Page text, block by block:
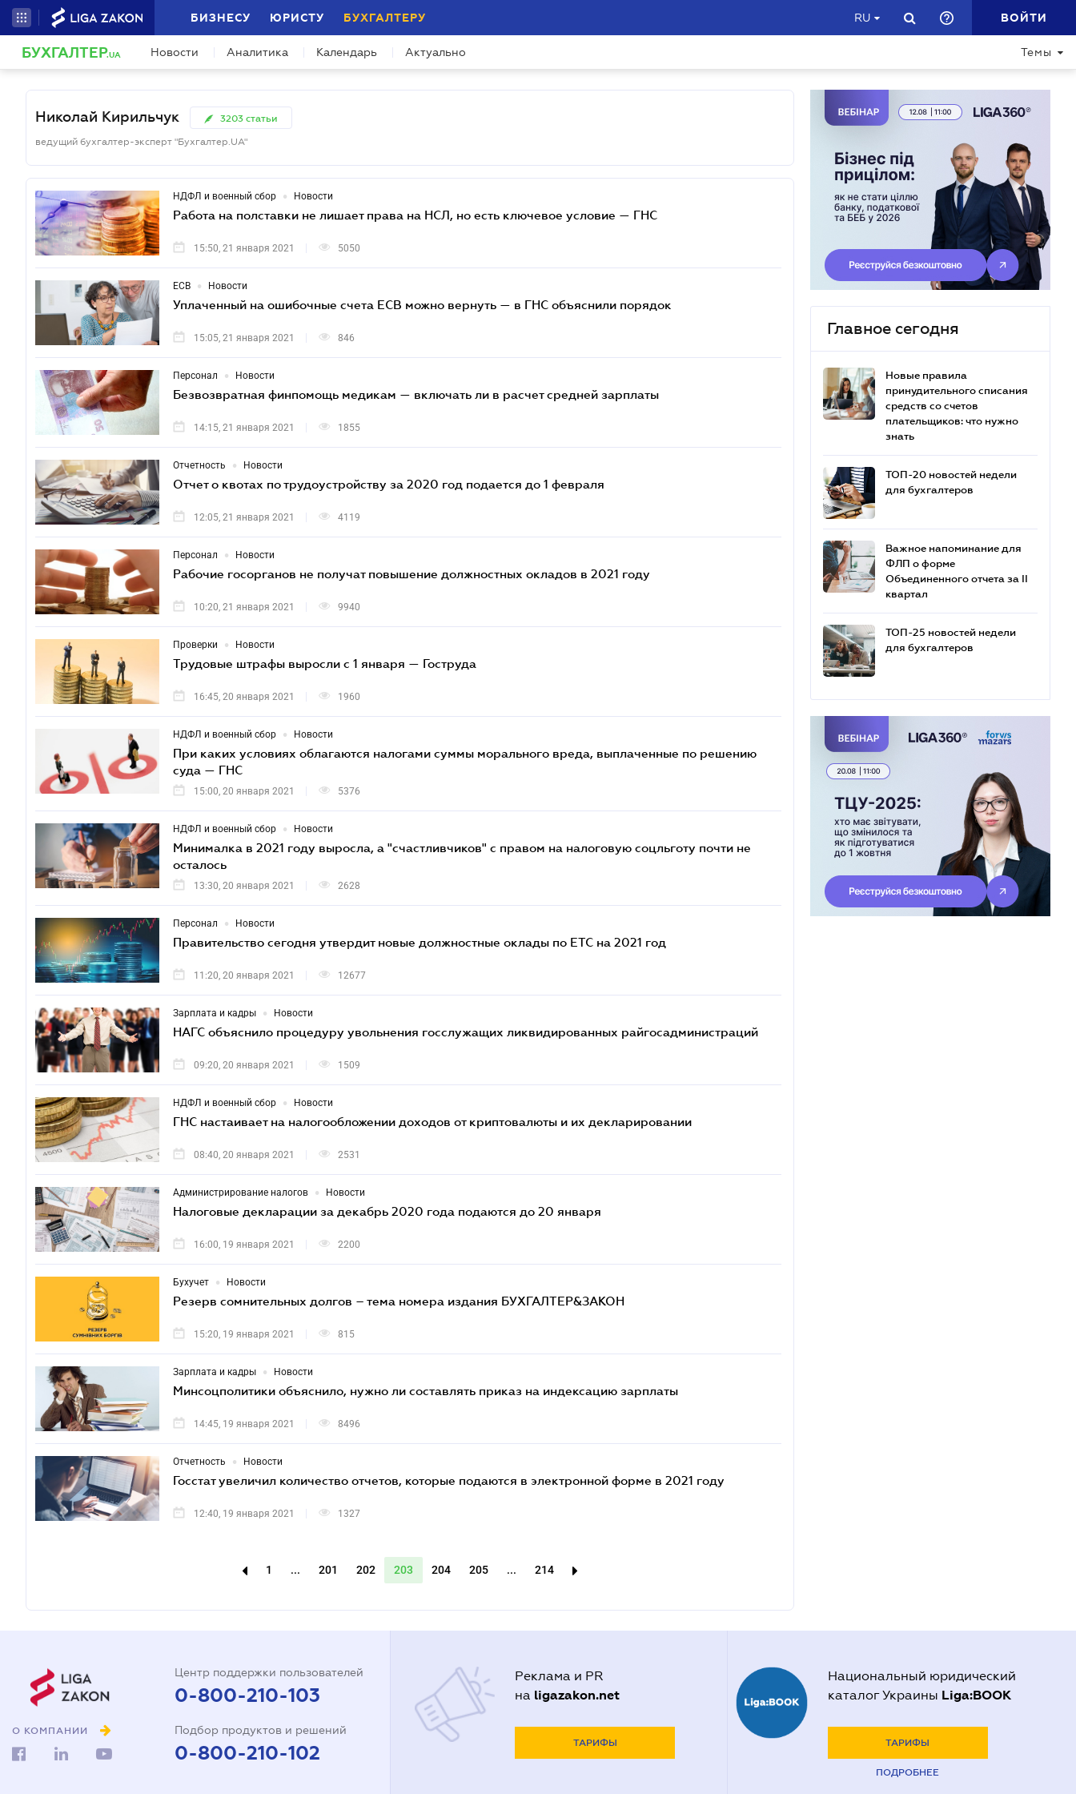
БИЗНЕСУ ЮРИСТУ БУХГАЛТЕРУ RU ВОЙТИ
БУХГАЛТЕР.UA Новости Аналитика Календарь Актуально Темы
Николай Кирильчук 3203 статьи
ведущий бухгалтер-эксперт "Бухгалтер.UA"
НДФЛ и военный сбор • Новости
Работа на полставки не лишает права на НСЛ, но есть ключевое условие — ГНС
15:50, 21 января 2021 5050
ЕСВ • Новости
Уплаченный на ошибочные счета ЕСВ можно вернуть — в ГНС объяснили порядок
15:05, 21 января 2021 846
Персонал • Новости
Безвозвратная финпомощь медикам — включать ли в расчет средней зарплаты
14:15, 21 января 2021 1855
Отчетность • Новости
Отчет о квотах по трудоустройству за 2020 год подается до 1 февраля
12:05, 21 января 2021 4119
Персонал • Новости
Рабочие госорганов не получат повышение должностных окладов в 2021 году
10:20, 21 января 2021 9940
Проверки • Новости
Трудовые штрафы выросли с 1 января — Гоструда
16:45, 20 января 2021 1960
НДФЛ и военный сбор • Новости
При каких условиях облагаются налогами суммы морального вреда, выплаченные по решению
суда — ГНС
15:00, 20 января 2021 5376
НДФЛ и военный сбор • Новости
Минималка в 2021 году выросла, а "счастливчиков" с правом на налоговую соцльготу почти не
осталось
13:30, 20 января 2021 2628
Персонал • Новости
Правительство сегодня утвердит новые должностные оклады по ЕТС на 2021 год
11:20, 20 января 2021 12677
Зарплата и кадры • Новости
НАГС объяснило процедуру увольнения госслужащих ликвидированных райгосадминистраций
09:20, 20 января 2021 1509
НДФЛ и военный сбор • Новости
ГНС настаивает на налогообложении доходов от криптовалюты и их декларировании
08:40, 20 января 2021 2531
Администрирование налогов • Новости
Налоговые декларации за декабрь 2020 года подаются до 20 января
16:00, 19 января 2021 2200
Бухучет • Новости
Резерв сомнительных долгов – тема номера издания БУХГАЛТЕР&ЗАКОН
15:20, 19 января 2021 815
Зарплата и кадры • Новости
Минсоцполитики объяснило, нужно ли составлять приказ на индексацию зарплаты
14:45, 19 января 2021 8496
Отчетность • Новости
Госстат увеличил количество отчетов, которые подаются в электронной форме в 2021 году
12:40, 19 января 2021 1327
1 ... 201 202 203 204 205 ... 214
Главное сегодня
Новые правила
принудительного списания
средств со счетов
плательщиков: что нужно
знать
ТОП-20 новостей недели
для бухгалтеров
Важное напоминание для
ФЛП о форме
Объединенного отчета за II
квартал
ТОП-25 новостей недели
для бухгалтеров
О КОМПАНИИ
Центр поддержки пользователей
0-800-210-103
Подбор продуктов и решений
0-800-210-102
Реклама и PR
на ligazakon.net
ТАРИФЫ
Национальный юридический
каталог Украины Liga:BOOK
ТАРИФЫ
ПОДРОБНЕЕ